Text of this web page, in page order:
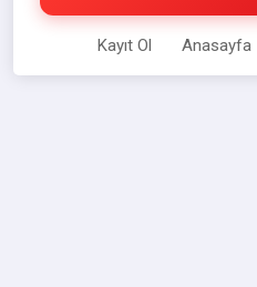
Kayıt Ol Anasayfa